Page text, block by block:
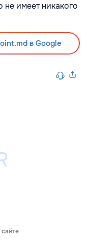
имеет никакого
в Google